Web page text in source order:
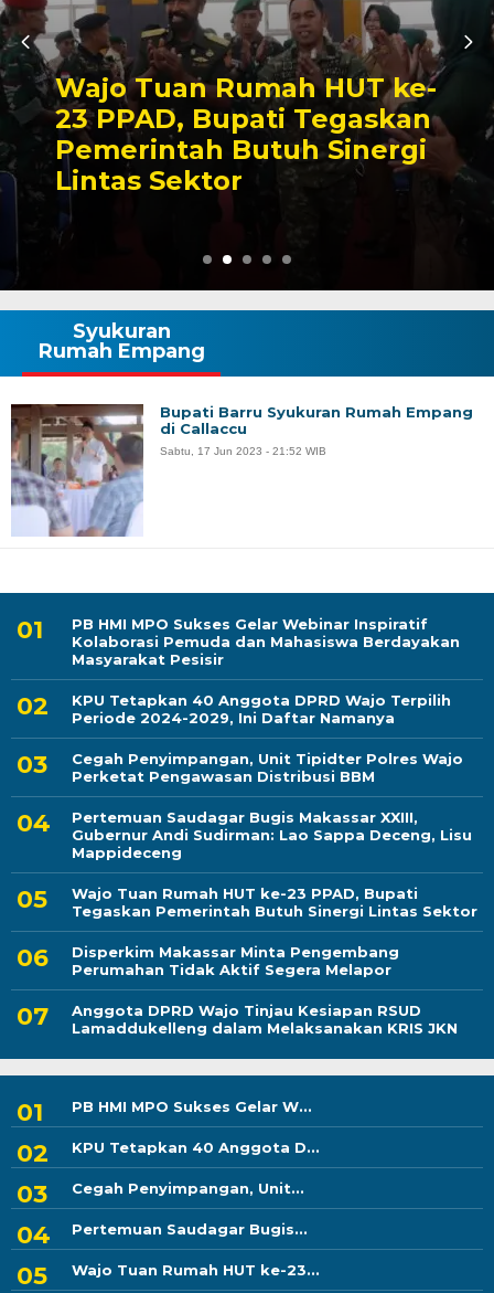
Cegah Penyimpangan,
Unit Tipidter Polres
Perketat Pengawasan
Distribusi BBM
PB HMI MPO Sukses Gelar Webinar Inspiratif
Kolaborasi Pemuda dan Mahasiswa Berdayakan
Masyarakat Pesisir
KPU Tetapkan 40 Anggota DPRD Wajo Terpilih
Periode 2024-2029, Ini Daftar Namanya
Cegah Penyimpangan, Unit Tipidter Polres Wajo
Perketat Pengawasan Distribusi BBM
Pertemuan Saudagar Bugis Makassar XXIII,
Gubernur Andi Sudirman: Lao Sappa Deceng, Lisu
Mappideceng
Wajo Tuan Rumah HUT ke-23 PPAD, Bupati
Tegaskan Pemerintah Butuh Sinergi Lintas Sektor
Disperkim Makassar Minta Pengembang
Perumahan Tidak Aktif Segera Melapor
Anggota DPRD Wajo Tinjau Kesiapan RSUD
Lamaddukelleng dalam Melaksanakan KRIS JKN
PB HMI MPO Sukses Gelar W...
KPU Tetapkan 40 Anggota D...
Cegah Penyimpangan, Unit...
Pertemuan Saudagar Bugis...
Wajo Tuan Rumah HUT ke-23...
Syukuran
Rumah Empang
Bupati Barru Syukuran Rumah Empang
di Callaccu
Sabtu, 17 Jun 2023 - 21:52 WIB